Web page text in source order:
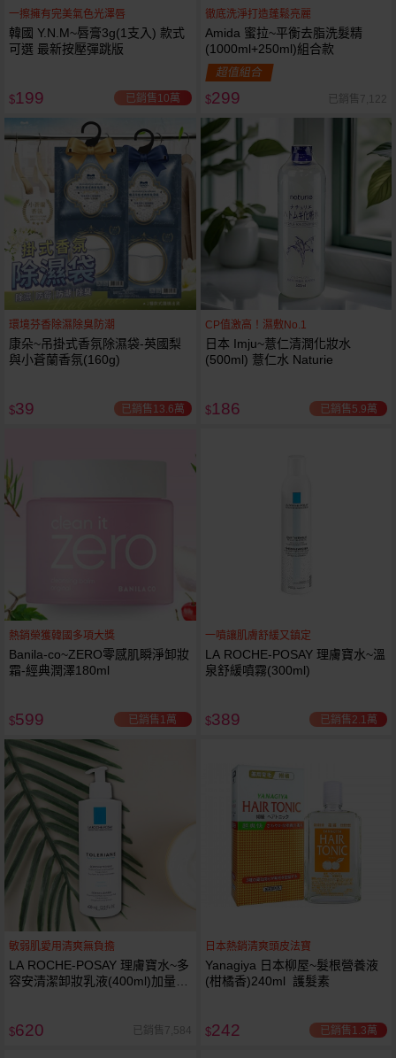
一擦擁有完美氣色光澤唇
韓國 Y.N.M~唇膏3g(1支入) 款式
可選 最新按壓彈跳版
$199 已銷售10萬
徹底洗淨打造蓬鬆亮麗
Amida 蜜拉~平衡去脂洗髮精
(1000ml+250ml)組合款
超值組合
$299 已銷售7,122
環境芬香除濕除臭防潮
康朵~吊掛式香氛除濕袋-英國梨
與小蒼蘭香氛(160g)
$39 已銷售13.6萬
CP值激高！濕敷No.1
日本 Imju~薏仁清潤化妝水
(500ml) 薏仁水 Naturie
$186 已銷售5.9萬
熱銷榮獲韓國多項大獎
Banila-co~ZERO零感肌瞬淨卸妝
霜-經典潤澤180ml
$599 已銷售1萬
一噴讓肌膚舒緩又鎮定
LA ROCHE-POSAY 理膚寶水~溫
泉舒緩噴霧(300ml)
$389 已銷售2.1萬
敏弱肌愛用清爽無負擔
LA ROCHE-POSAY 理膚寶水~多
容安清潔卸妝乳液(400ml)加量
$620 已銷售7,584
日本熱銷清爽頭皮法寶
Yanagiya 日本柳屋~髮根營養液
(柑橘香)240ml 護髮素
$242 已銷售1.3萬